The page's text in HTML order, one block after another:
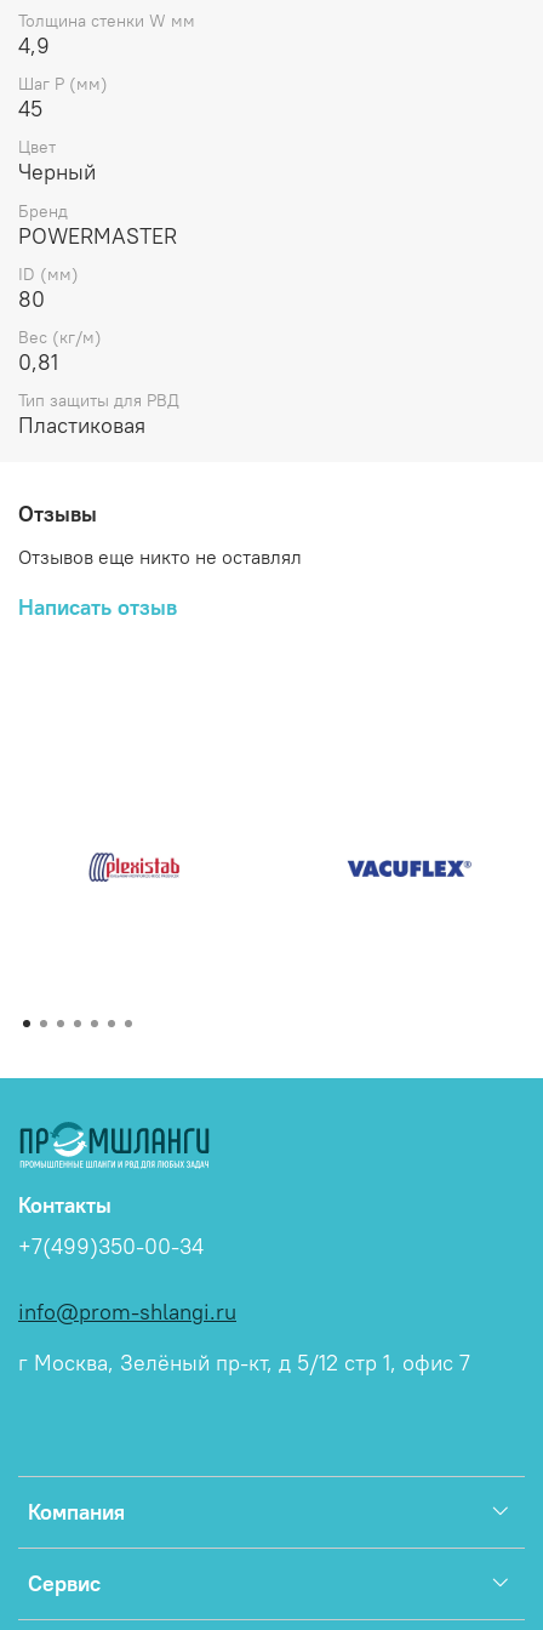
температурный режим: от -55°C до +80°C.
Характеристики
Артикул
PM-
0900100BL-
BSC
POWERMASTER
Толщина стенки W мм
4,9
Шаг Р (мм)
45
Цвет
Черный
Бренд
POWERMASTER
ID (мм)
80
Вес (кг/м)
0,81
Тип защиты для РВД
Пластиковая
Отзывы
Отзывов еще никто не оставлял
Написать отзыв
Компания
Сервис
Контакты
+7(499)350-00-34
info@prom-shlangi.ru
г Москва, Зелёный пр-кт, д 5/12 стр 1, офис 7